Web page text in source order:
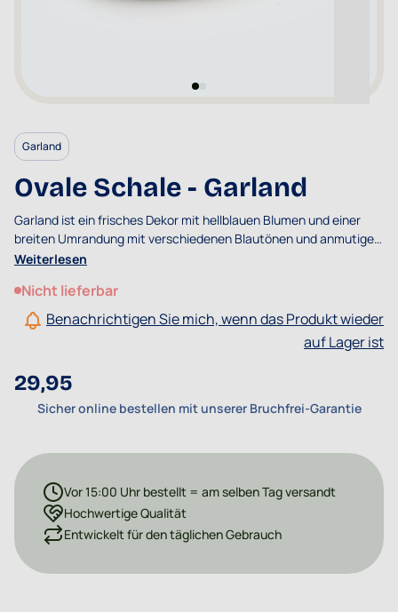
Garland
Ovale Schale - Garland
Garland ist ein frisches Dekor mit hellblauen Blumen und einer
breiten Umrandung mit verschiedenen Blautönen und anmutigen
Zweigen und Locken. Dieses Dekor erinnert Sie an einen frischen
Weiterlesen
Nicht lieferbar
Benachrichtigen Sie mich, wenn das Produkt wieder
auf Lager ist
29,95
Sicher online bestellen mit unserer Bruchfrei-Garantie
Vor 15:00 Uhr bestellt = am selben Tag versandt
Hochwertige Qualität
Entwickelt für den täglichen Gebrauch